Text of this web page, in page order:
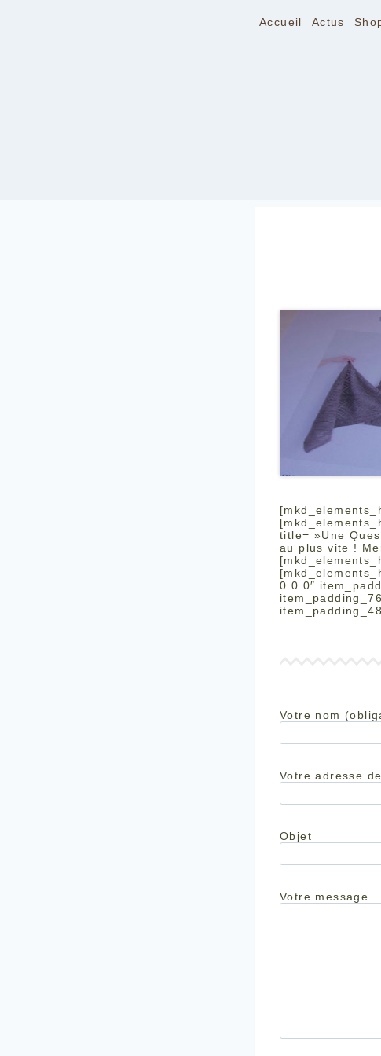
Accueil Actus
title= »Une
au plus vite !
0 0 0″
Votre nom
Votre adresse
Objet
Votre message